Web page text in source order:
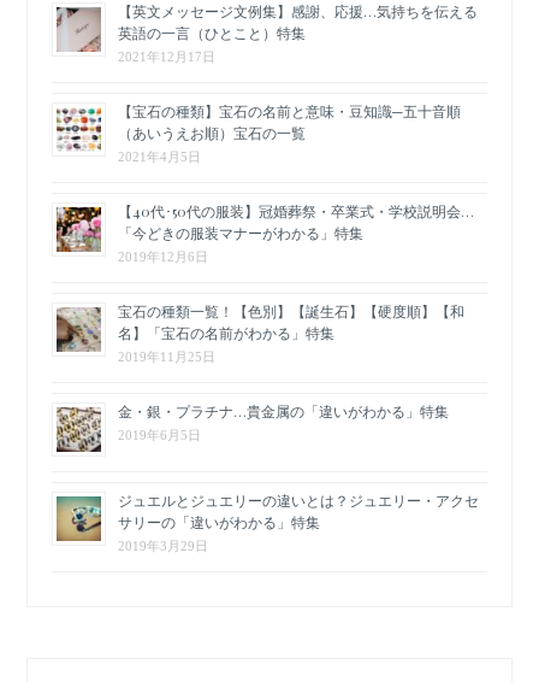
【英文メッセージ文例集】感謝、応援…気持ちを伝える
英語の一言（ひとこと）特集
2021年12月17日
【宝石の種類】宝石の名前と意味・豆知識─五十音順
（あいうえお順）宝石の一覧
2021年4月5日
【40代･50代の服装】冠婚葬祭・卒業式・学校説明会…
「今どきの服装マナーがわかる」特集
2019年12月6日
宝石の種類一覧！【色別】【誕生石】【硬度順】【和
名】「宝石の名前がわかる」特集
2019年11月25日
金・銀・プラチナ…貴金属の「違いがわかる」特集
2019年6月5日
ジュエルとジュエリーの違いとは？ジュエリー・アクセ
サリーの「違いがわかる」特集
2019年3月29日